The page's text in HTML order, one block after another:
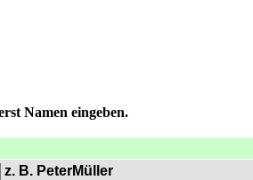
Namen eingeben.
z. B. PeterMüller